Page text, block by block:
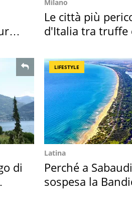
Milano
Le città più
d'Italia tra truffe
di
LIFESTYLE
Latina
Perché a
sospesa la